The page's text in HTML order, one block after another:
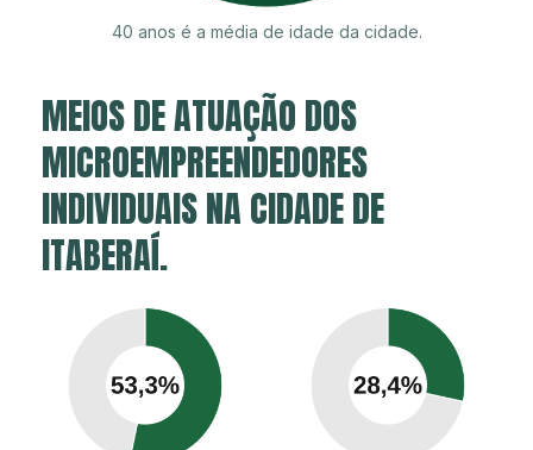
40 anos é a média de idade da cidade.
MEIOS DE ATUAÇÃO DOS
MICROEMPREENDEDORES
INDIVIDUAIS NA CIDADE DE
ITABERAÍ.